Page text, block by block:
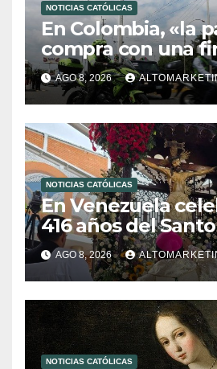
NOTICIAS CATÓLICAS
En Colombia, «la
compra con una
AGO 8, 2026
NOTICIAS CATÓLICAS
En Venezuela
416 años del
La Grita
AGO 8, 2026
NOTICIAS CATÓLICAS